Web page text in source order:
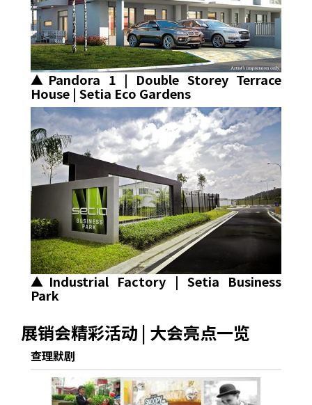
▲Pandora 1 | Double Storey Terrace
House | Setia Eco Gardens
▲Industrial Factory | Setia Business
Park
展销会精彩活动 | 大会亮点一览
查理默剧